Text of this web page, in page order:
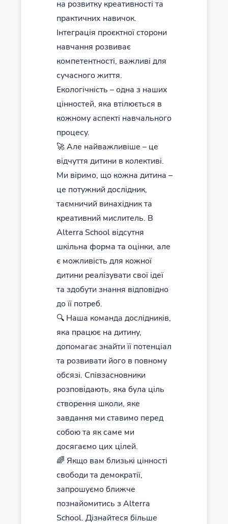
на розвитку креативності та
практичних навичок.
Інтеграція проєктної сторони
навчання розвиває
компетентності, важливі для
сучасного життя.
Екологічність – одна з наших
цінностей, яка втілюється в
кожному аспекті навчального
процесу.
🚀 Але найважливіше – це
відчуття дитини в колективі.
Ми віримо, що кожна дитина –
це потужний дослідник,
таємничий винахідник та
креативний мислитель. В
Alterra School відсутня
шкільна форма та оцінки, але
є можливість для кожної
дитини реалізувати свої ідеї
та здобути знання відповідно
до її потреб.
🔍 Наша команда дослідників,
яка працює на дитину,
допомагає знайти її потенціал
та розвивати його в повному
обсязі. Співзасновники
розповідають, яка була ціль
створення школи, яке
завдання ми ставимо перед
собою та як саме ми
досягаємо цих цілей.
🌈 Якщо вам близькі цінності
свободи та демократії,
запрошуємо ближче
познайомитись з Alterra
School. Дізнайтеся більше